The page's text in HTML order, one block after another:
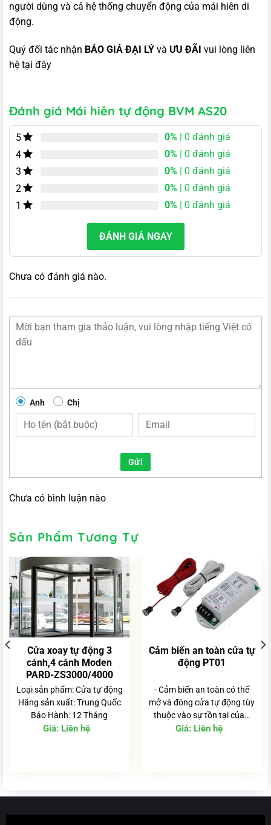
người dùng và cả hệ thống chuyển động của mái hiên di
động.
Quý đối tác nhận BÁO GIÁ ĐẠI LÝ và ƯU ĐÃI vui lòng liên
hệ tại đây
Đánh giá Mái hiên tự động BVM AS20
5 0% | 0 đánh giá
4
0% | 0 đánh giá
3
0% | 0 đánh giá
2
0% | 0 đánh giá
1
0% | 0 đánh giá
ĐÁNH GIÁ NGAY
Chưa có đánh giá nào.
Anh Chị
Gửi
Chưa có bình luận nào
Sản Phẩm Tương Tự
Cửa xoay tự động 3
cánh,4 cánh Moden
PARD-ZS3000/4000
Loại sản phẩm: Cửa tự động
Hãng sản xuất: Trung Quốc
Bảo Hành: 12 Tháng
Giá: Liên hệ
Cảm biến an toàn cửa tự
động PT01
- Cảm biến an toàn có thể
mở và đóng cửa tự động tùy
thuộc vào sự tồn tại của…
Giá: Liên hệ